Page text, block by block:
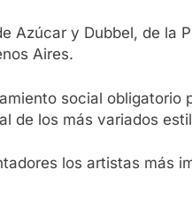
y Dubbel, de la
Aires.
social
de los más variados
los artistas más